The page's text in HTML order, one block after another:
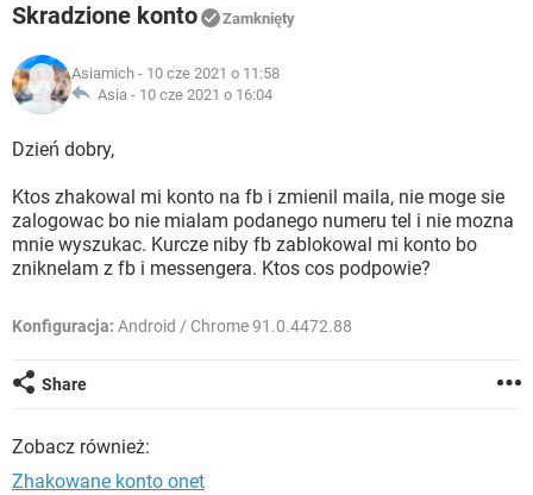
INSTAGRAM FACEBOOK
WINDOWS 10
INSTAGRAM
WINDOWS 10
ANDROID TIKTOK
GRY
IOS
INSTAGRAM
COVID-19
GRY
SPOTIFY
INSTAGRAM FACEBOOK
WINDOWS 10
ARTYKUŁY
COVID-19
SPOTIFY NETFLIX
INSTAGRAM
Skradzione konto Zamknięty
Asiamich - 10 cze 2021 o 11:58
Asia - 10 cze 2021 o 16:04
Dzień dobry,
Ktos zhakowal mi konto na fb i zmienil maila, nie moge sie
zalogowac bo nie mialam podanego numeru tel i nie mozna
mnie wyszukac. Kurcze niby fb zablokowal mi konto bo
zniknelam z fb i messengera. Ktos cos podpowie?
Konfiguracja: Android / Chrome 91.0.4472.88
Share
Zobacz również:
Zhakowane konto onet